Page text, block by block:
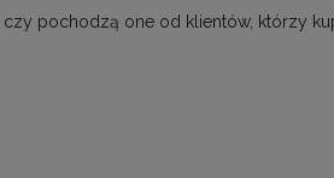
pochodzą one od klientów, którzy